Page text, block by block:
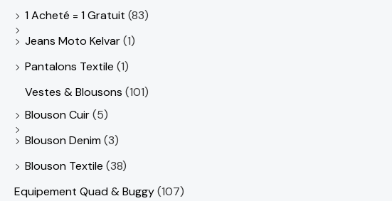
1 Acheté = 1 Gratuit (83)
Jeans Moto Kelvar(1)
Pantalons Textile (1)
Vestes & Blousons (101)
Blouson Cuir(5)
Blouson Denim(3)
Blouson Textile (38)
Equipement Quad & Buggy(107)